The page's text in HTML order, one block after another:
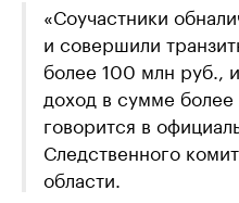
«Соучастники
и совершили
более 100 млн руб.,
доход в сумме
говорится в
Следственного
области.